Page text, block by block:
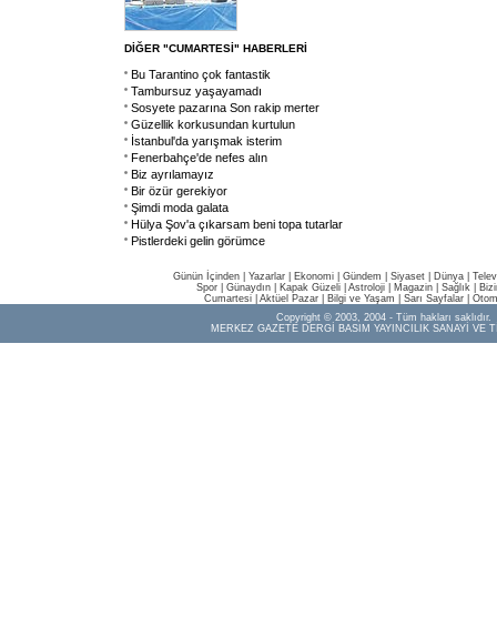
DİĞER "CUMARTESİ" HABERLERİ
Bu Tarantino çok fantastik
Tambursuz yaşayamadı
Sosyete pazarına Son rakip merter
Güzellik korkusundan kurtulun
İstanbul'da yarışmak isterim
Fenerbahçe'de nefes alın
Biz ayrılamayız
Bir özür gerekiyor
Şimdi moda galata
Hülya Şov'a çıkarsam beni topa tutarlar
Pistlerdeki gelin görümce
Günün İçinden Yazarlar Ekonomi Gündem Siyaset Dünya |
Spor
Günaydın Kapak Güzeli Astroloji Magazin Sağlık
Cumartesi
Aktüel Pazar Bilgi ve Yaşam Sarı Sayfalar
Copyright © 2003, 2004 - Tüm hakları saklıdır.
MERKEZ GAZETE DERGİ BASIM YAYINCILIK SANAYİ VE